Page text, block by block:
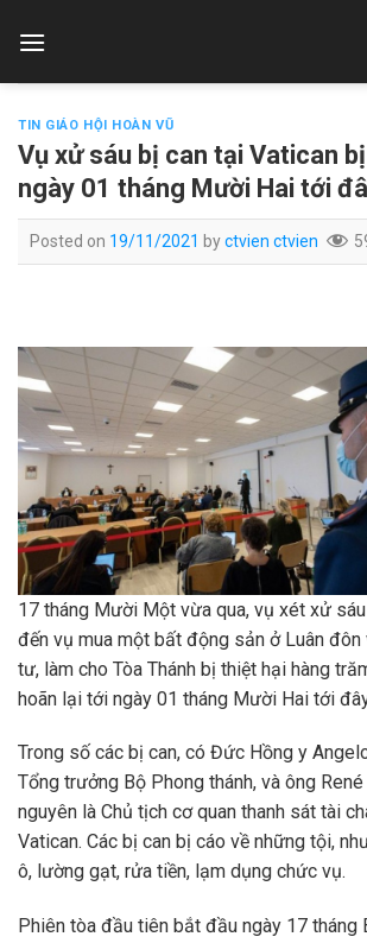
TIN GIÁO HỘI HOÀN VŨ
Vụ xử sáu bị can tại Vatican
ngày 01 tháng Mười Hai tới
Posted on 19/11/2021 byctvien ctvien
17 tháng Mười Một vừa qua, vụ xét xử
đến vụ mua một bất động sản ở Luân
tư, làm cho Tòa Thánh bị thiệt hại hàng
hoãn lại tới ngày 01 tháng Mười Hai tới
Trong số các bị can, có Đức Hồng y
Tổng trưởng Bộ Phong thánh, và ông
nguyên là Chủ tịch cơ quan thanh sát tài
Vatican. Các bị can bị cáo về những tội,
ô, lường gạt, rửa tiền, lạm dụng chức vụ.
Phiên tòa đầu tiên bắt đầu ngày 17 tháng